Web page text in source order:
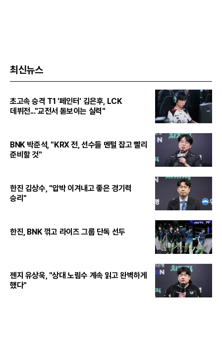
최신뉴스
초고속 승격 T1 '페인터' 김은후, LCK
데뷔전..."교전서 돋보이는 실력"
BNK 박준석, "KRX 전, 선수들 멘털 잡고 빨리
준비할 것"
한진 김상수, "압박 이겨내고 좋은 경기력
승리"
한진, BNK 꺾고 라이즈 그룹 단독 선두
젠지 유상욱, "상대 노림수 계속 읽고 완벽하게
했다"